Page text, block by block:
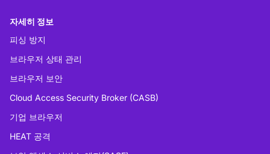
자세히 정보
피싱 방지
브라우저 상태 관리
브라우저 보안
Cloud Access Security Broker (CASB)
기업 브라우저
HEAT 공격